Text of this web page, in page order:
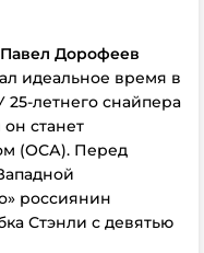
Павел Дорофеев
идеальное время в
летнего снайпера
он станет
(ОСА). Перед
россиянин
Стэнли с девятью